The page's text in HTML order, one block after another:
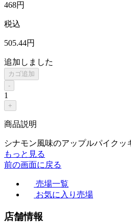
468円
税込
505.44円
追加しました
カゴ追加
-
1
+
商品説明
シナモン風味のアップルパイクッ
もっと見る
前の画面に戻る
売場一覧
お気に入り売場
店舗情報